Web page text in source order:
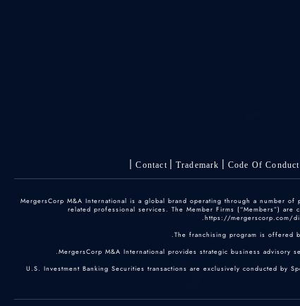
Code Of Conduct
Trademark
Contact
© 2025 MergersCorp M&A International is a global brand operating through a
related professional services. The Member Firms (“Members”)
https://mergerscorp.com/
The franchising program is offered
MergersCorp M&A International provides strategic business advisory
U.S. Investment Banking Securities transactions are exclusively conducted by